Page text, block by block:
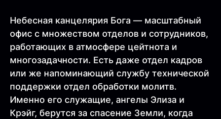
Небесная канцелярия Бога — масштабный
офис с множеством отделов и сотрудников,
работающих в атмосфере цейтнота и
многозадачности. Есть даже отдел кадров
или же напоминающий службу технической
поддержки отдел обработки молитв.
Именно его служащие, ангелы Элиза и
Крэйг, берутся за спасение Земли, когда